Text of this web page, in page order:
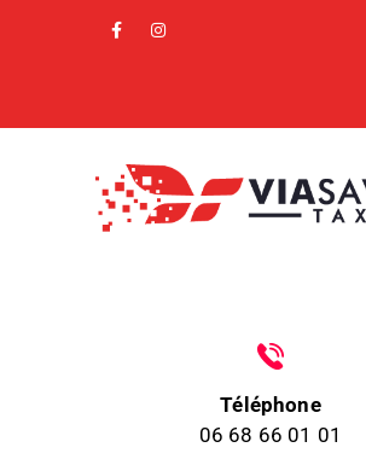
Téléphone
06 68 66 01 01